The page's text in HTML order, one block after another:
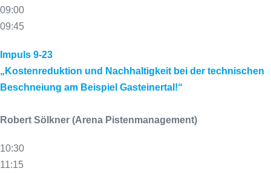
09:00
09:45
Impuls 9-23
„Kostenreduktion und Nachhaltigkeit bei der technischen
Beschneiung am Beispiel Gasteinertal!“
Robert Sölkner (Arena Pistenmanagement)
10:30
11:15